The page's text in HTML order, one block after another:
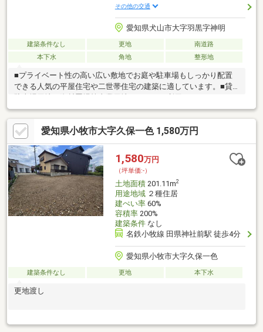
その他の交通
愛知県犬山市大字羽黒字神明
建築条件なし 更地
南道路
本下水
角地 整形地
■プライベート性の高い広い敷地でお庭や駐車場もしっかり配置
できる人気の平屋住宅や二世帯住宅の建築に適しています。■貸
駐車場用地、資材置場等事業用地としてもご利用いただけます。
■敷地面積が広くお子様を遊ばせるスペース、人気の家庭菜園や
ドックランもお楽しみいただけます。■名鉄小牧線「羽黒」駅徒
歩4分の駅近稀少な立地です。建築条件はありませんので、お好み
のハウスメーカー、工務店等で建築していただけます。■建築時
にセットバックすることで、前面道路は通りやすくなります！■
分筆予定面積：335.82㎡（約101.58坪）！■分筆ライン及び分筆面
積のご相談可能です！
愛知県小牧市大字久保一色 1,580万円
1,580万円
（坪単価:-）
土地面積201.11m2
用途地域２種住居
建ぺい率60%
容積率200%
建築条件なし
名鉄小牧線 田県神社前駅 徒歩4分
愛知県小牧市大字久保一色
建築条件なし 更地 本下水
更地渡し